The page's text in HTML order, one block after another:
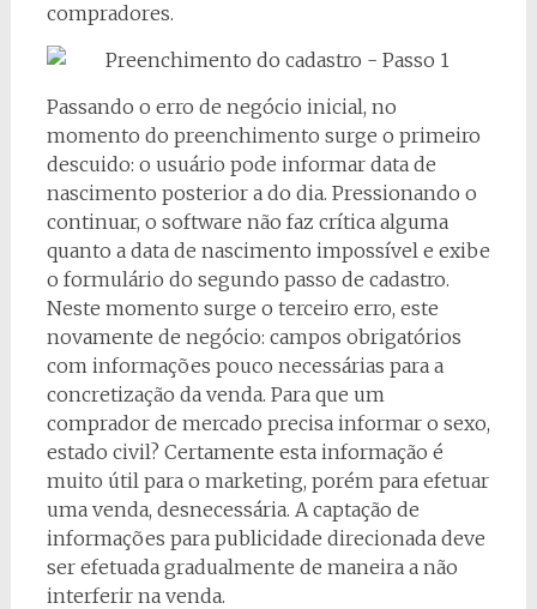
compradores.
Passando o erro de negócio inicial, no
momento do preenchimento surge o primeiro
descuido: o usuário pode informar data de
nascimento posterior a do dia. Pressionando o
continuar, o software não faz crítica alguma
quanto a data de nascimento impossível e exibe
o formulário do segundo passo de cadastro.
Neste momento surge o terceiro erro, este
novamente de negócio: campos obrigatórios
com informações pouco necessárias para a
concretização da venda. Para que um
comprador de mercado precisa informar o sexo,
estado civil? Certamente esta informação é
muito útil para o marketing, porém para efetuar
uma venda, desnecessária. A captação de
informações para publicidade direcionada deve
ser efetuada gradualmente de maneira a não
interferir na venda.